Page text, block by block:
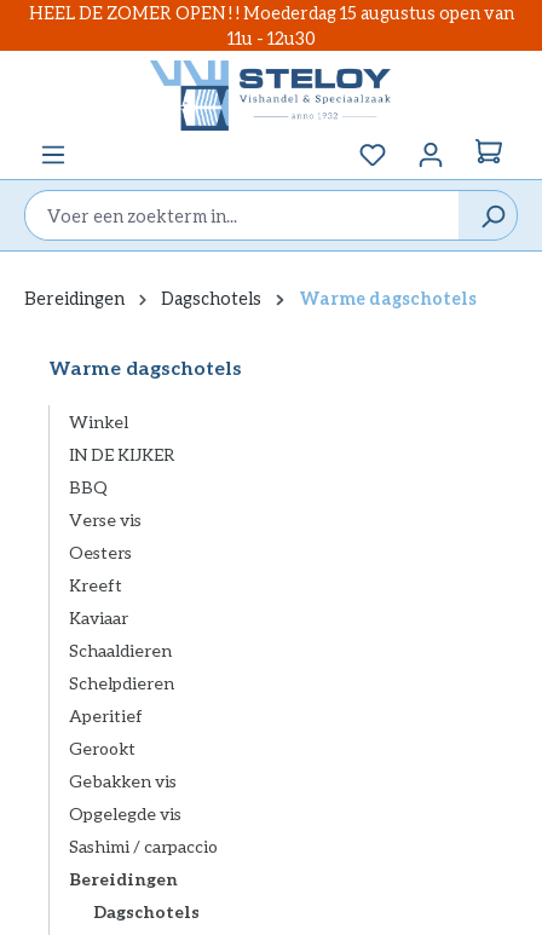
HEEL DE ZOMER OPEN ! ! Moederdag 15 augustus open van
11u - 12u30
Je hebt 0 items
Bereidingen Dagschotels Warme dagschotels
Warme dagschotels
Winkel
IN DE KIJKER
BBQ
Verse vis
Oesters
Kreeft
Kaviaar
Schaaldieren
Schelpdieren
Aperitief
Gerookt
Gebakken vis
Opgelegde vis
Sashimi / carpaccio
Bereidingen
Dagschotels